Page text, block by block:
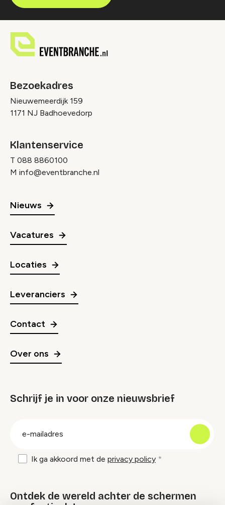
Bezoekadres
Nieuwemeerdijk 159
1171 NJ Badhoevedorp
Klantenservice
T 088 8860100
M info@eventbranche.nl
Nieuws
Vacatures
Locaties
Leveranciers
Contact
Over ons
Schrijf je in voor onze nieuwsbrief
Ik ga akkoord met de privacy policy
Ontdek de wereld achter de schermen